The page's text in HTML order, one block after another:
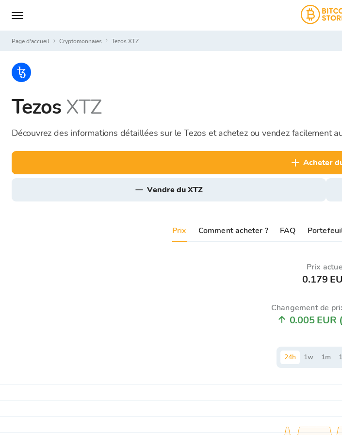
Page d'accueil Cryptomonnaies Tezos XTZ
Tezos XTZ
Découvrez des informations détaillées sur le Tezos et achetez ou vendez facilement
acheter
vendre du XTZ
Prix Comment acheter ? FAQ
Prix
0.179
Changement de
0.005 EUR
24h 1w 1m 1